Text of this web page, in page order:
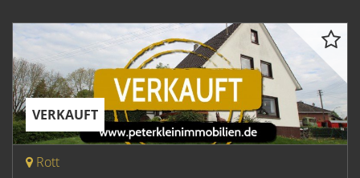
VERKAUFT
Rott